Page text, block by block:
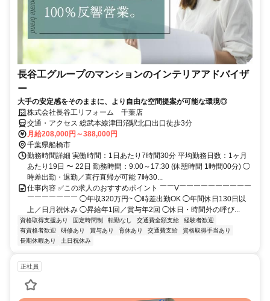
長谷工グループのマンションのインテリアアドバイザ
ー
大手の安定感をそのままに、より自由な空間提案が可能な環境◎
株式会社長谷工リフォーム 千葉店
交通・アクセス 総武本線津田沼駅北口出口徒歩3分
月給208,000円～388,000円
千葉県船橋市
勤務時間詳細 実働時間：1日あたり7時間30分 平均勤務日数：1ヶ月
あたり19日 〜 22日 勤務時間：9:00～17:30 (休憩時間 1時間00分) ◯
時差出勤・退勤／直行直帰が可能 7時30...
仕事内容 ✅この求人のおすすめポイント ￣￣V￣￣￣￣￣￣￣￣￣￣
￣￣￣￣￣￣￣ ◯年収320万円~ ◯時差出勤OK ◯年間休日130日以
上／日月祝休み ◯昇給年1回／賞与年2回 ◯休日・時間外の呼び...
資格取得支援あり 固定時間制 転勤なし 交通費全額支給
経験者歓迎
有資格者歓迎
研修あり 賞与あり 育休あり 交通費支給
資格取得手当あり
長期休暇あり
土日祝休み
正社員